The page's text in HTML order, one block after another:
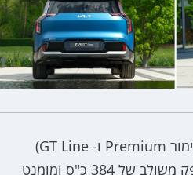
קיה EV9 AWD (ברמות הגימור Premium ו- GT Line)
מצויד בהנעה כפולה בהספק משולב של 384 כ"ס ומומנט